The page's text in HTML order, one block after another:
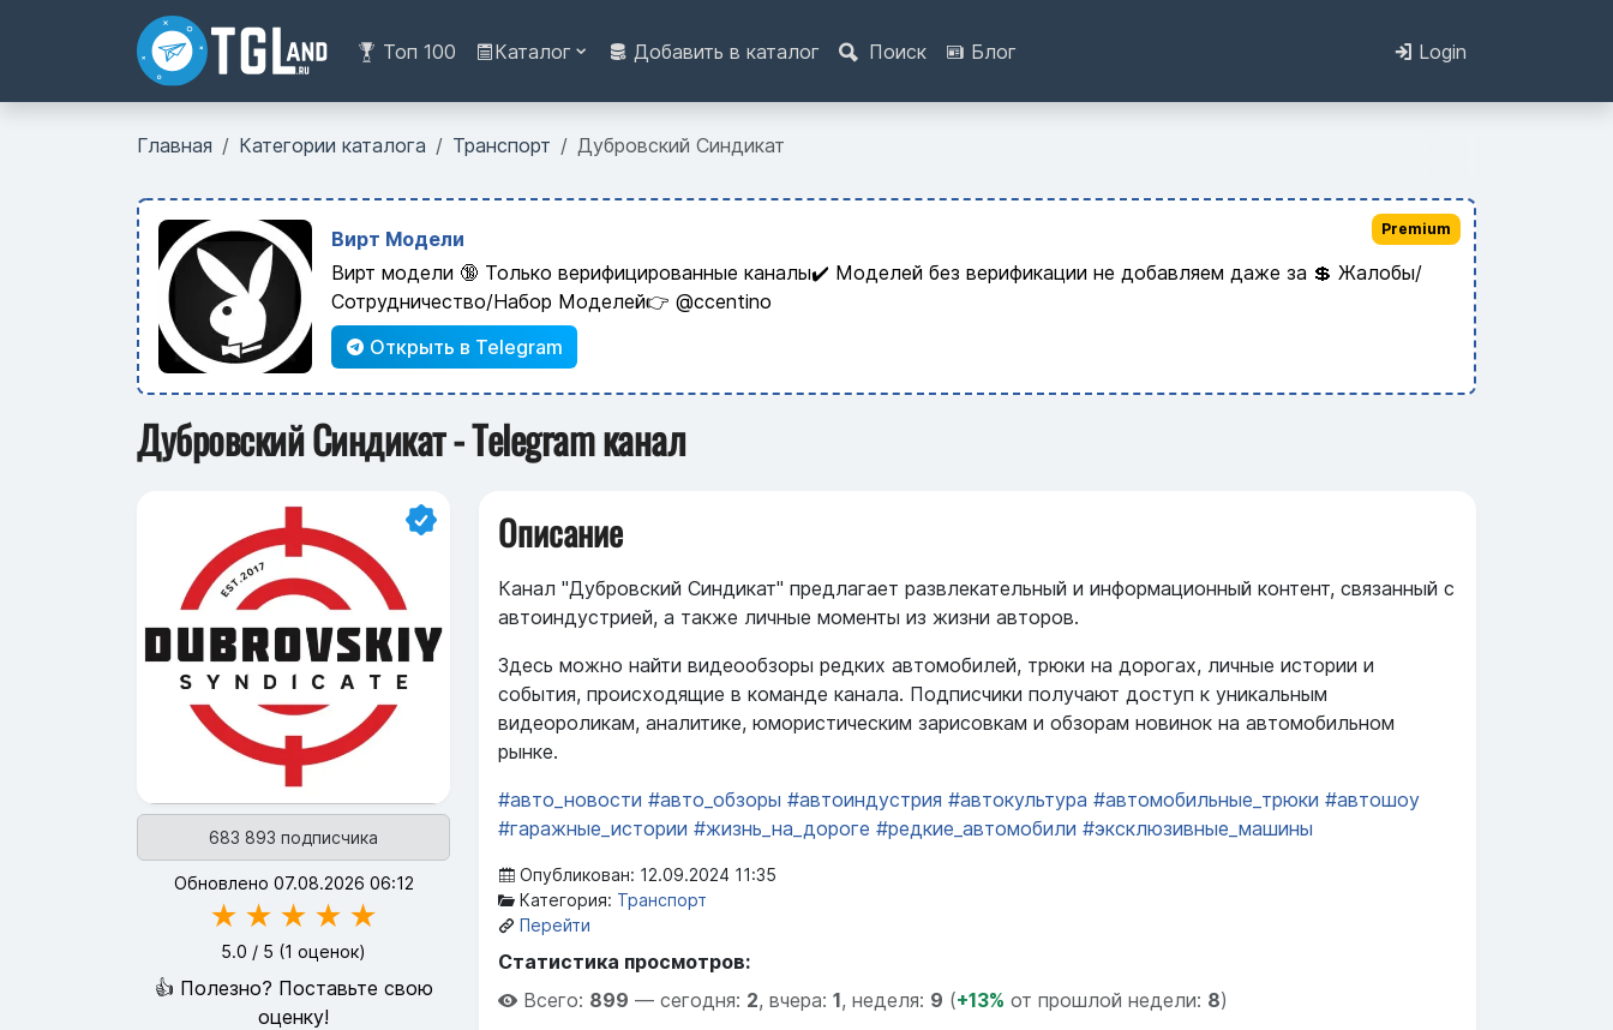
Топ 100 Каталог Добавить в каталог Поиск Блог Login
Главная Категории каталога Транспорт Дубровский Синдикат
Вирт Модели
Вирт модели 🔞 Только верифицированные каналы✔️ Моделей без верификации не добавляем даже за 💲 Жалобы/
Сотрудничество/Набор Моделей👉 @ccentino
Открыть в Telegram
Premium
Дубровский Синдикат - Telegram канал
683 893 подписчика
Обновлено 07.08.2026 06:12
★ ★ ★ ★ ★
5.0 / 5 (1 оценок)
👍 Полезно? Поставьте свою
оценку!
Описание
Канал "Дубровский Синдикат" предлагает развлекательный и информационный контент, связанный с
автоиндустрией, а также личные моменты из жизни авторов.
Здесь можно найти видеообзоры редких автомобилей, трюки на дорогах, личные истории и
события, происходящие в команде канала. Подписчики получают доступ к уникальным
видеороликам, аналитике, юмористическим зарисовкам и обзорам новинок на автомобильном
рынке.
#авто_новости #авто_обзоры #автоиндустрия #автокультура #автомобильные_трюки #автошоу
#гаражные_истории #жизнь_на_дороге #редкие_автомобили #эксклюзивные_машины
Опубликован: 12.09.2024 11:35
Категория: Транспорт
Перейти
Статистика просмотров:
Всего: 899 — сегодня: 2, вчера: 1, неделя: 9 (+13% от прошлой недели: 8)